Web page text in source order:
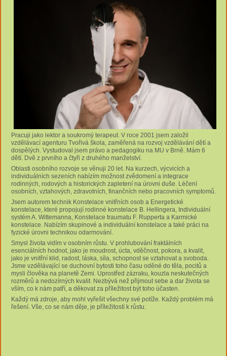
Pracuji jako lektor a soukromý terapeut. V roce 2001 jsem založil
vzdělávací agenturu Tvořivá škola, zaměřená na rozvoj vzdělávání dětí a
dospělých. Vystudoval jsem právo a pedagogiku na MU v Brně. Mám 6
dětí. Dvě z prvního a čtyři z druhého manželství.
Oblasti osobního rozvoje se věnuji 20 let. Na kurzech, výcvicích a
individuálních sezeních nabízím možnost zvědomení a integrace
rodinných, rodových a historických zapletení na úrovni duše. Léčení
osobních, vztahových, zdravotních, finančních nebo pracovních symptomů.
Jsem autorem technik Konstelace vnitřních osob a Energetické
konstelace, které propojují rodinné konstelace B. Hellingera, Individuální
systém A. Wittemanna, Konstelace traumatu F. Rupperta a Karmické
konstelace. Nabízím skupinové a individuální konstelace a také práci na
fyzické úrovni technikou odarmování.
Smysl života vidím v osobním růstu. V prohlubování fraktálních
esenciálních hodnot, jako je moudrost, úcta, vděčnost, pokora, a kvalit,
jako je vnitřní klid, radost, láska, síla, schopnost se vztahovat a svoboda.
Jsme vzdělávající se duchovní bytosti toho času oděné do těla, pocitů a
mysli člověka na planetě Zemi. Uprostřed zázraku, kouzla neskutečných
rozměrů a nedozírných kvalit. Nezbývá než přijmout sebe a dar života se
vším, co k nám patří, a děkovat za příležitost být toho účasten.
Každý má zdroje, aby mohl vyřešit všechny své potíže. Každý problém má
řešení. Vše, co se nám děje, je příležitostí k růstu.